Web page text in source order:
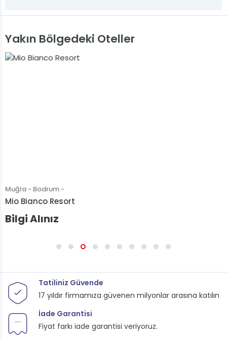
Yakın Bölgedeki Oteller
-
Resort
Tatiliniz Güvende
17 yıldır firmamıza güvenen milyonlar arasına katılın
İade Garantisi
Fiyat farkı iade garantisi veriyoruz.